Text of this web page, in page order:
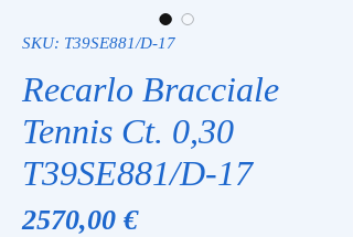
SKU: T39SE881/D-17
Recarlo Bracciale
Tennis Ct. 0,30
T39SE881/D-17
2570,00 €Prezzo